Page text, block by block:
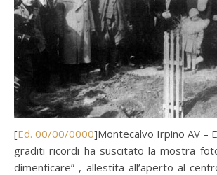
[ Ed. 00/00/0000]Montecalvo Irpino AV –
graditi ricordi ha suscitato la mostra
dimenticare” , allestita all’aperto al